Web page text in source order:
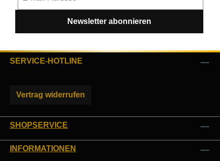
Newsletter abonnieren
SERVICE-HOTLINE
Vertrag widerrufen
SHOPSERVICE
INFORMATIONEN